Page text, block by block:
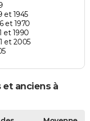
et 1945
et 1970
et 1990
et 2005
anciens à